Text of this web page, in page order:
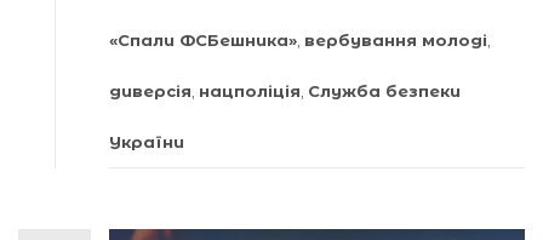
«Спали ФСБешника» вербування молоді
диверсія нацполіція Служба безпеки
України